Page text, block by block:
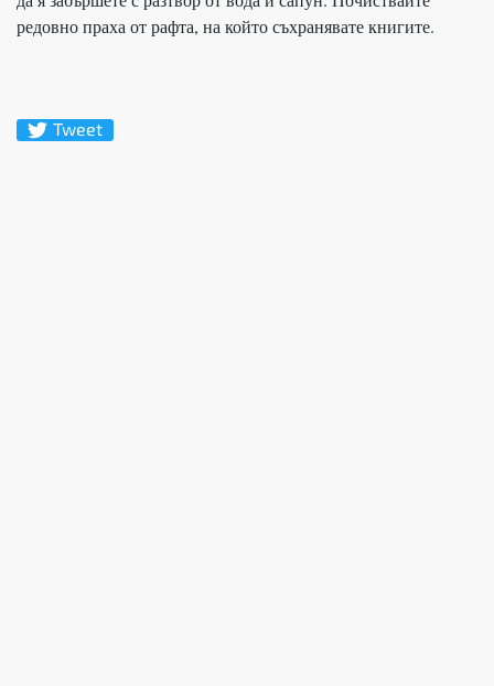
редовно праха от рафта, на който съхранявате книгите.
Tweet